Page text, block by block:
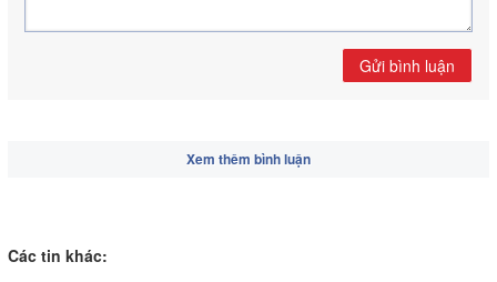
Gửi bình luận
Xem thêm bình luận
Các tin khác: